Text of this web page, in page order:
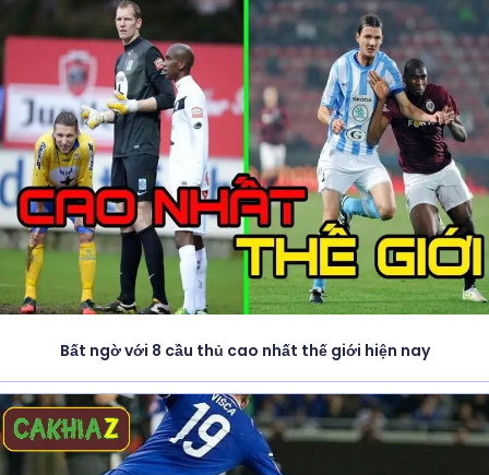
Bất ngờ với 8 cầu thủ cao nhất thế giới hiện nay